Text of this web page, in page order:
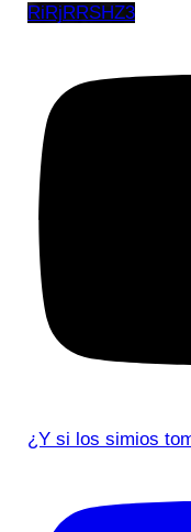
RiRjRRSHZ3
¿Y si los simios